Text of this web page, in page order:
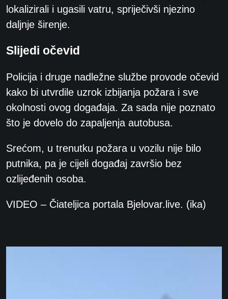
lokalizirali i ugasili vatru, spriječivši njezino
daljnje širenje.
Slijedi očevid
Policija i druge nadležne službe provode očevid
kako bi utvrdile uzrok izbijanja požara i sve
okolnosti ovog događaja. Za sada nije poznato
što je dovelo do zapaljenja autobusa.
Srećom, u trenutku požara u vozilu nije bilo
putnika, pa je cijeli događaj završio bez
ozlijeđenih osoba.
VIDEO – Čiateljica portala Bjelovar.live. (ika)